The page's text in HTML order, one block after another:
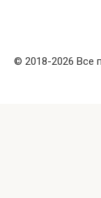
© 2018-2026 Все